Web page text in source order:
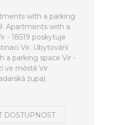
with a parking
Apartments with a
- 18519 poskytuje
Vir. Ubytování
a parking space Vir -
ve městě Vir
župa).
DOSTUPNOST